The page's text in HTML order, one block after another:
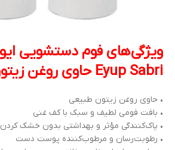
ویژگی‌های فوم دستشویی
Eyup Sabri حاوی روغن زیتون
• حاوی روغن زیتون طبیعی
• بافت فومی لطیف و سبک با کف غنی
• پاک‌کنندگی مؤثر و بهداشتی بدون خشک
• رطوبت‌رسان و مرطوب‌کننده پوست دست